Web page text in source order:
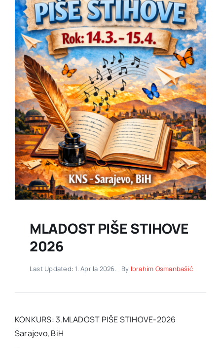
MLADOST PIŠE STIHOVE
2026
Last Updated: 1. Aprila 2026. By Ibrahim Osmanbašić
KONKURS: 3.MLADOST PIŠE STIHOVE-2026
Sarajevo, BiH